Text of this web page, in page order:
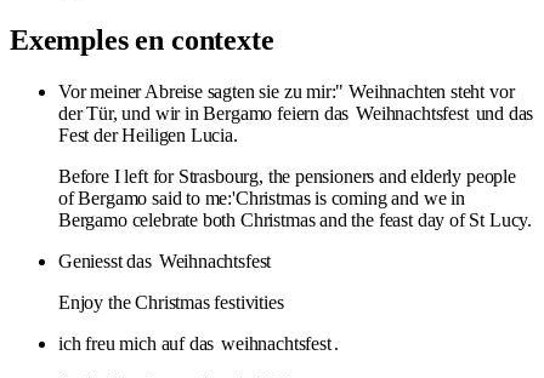
Exemples en contexte
Vor meiner Abreise sagten sie zu mir:" Weihnachten steht vor
der Tür, und wir in Bergamo feiern das Weihnachtsfest und das
Fest der Heiligen Lucia.
Before I left for Strasbourg, the pensioners and elderly people
of Bergamo said to me:'Christmas is coming and we in
Bergamo celebrate both Christmas and the feast day of St Lucy.
Geniesst das Weihnachtsfest
Enjoy the Christmas festivities
ich freu mich auf das weihnachtsfest.